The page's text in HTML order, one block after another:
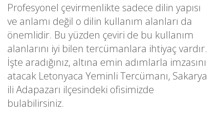
Profesyonel çevirmenlikte sadece dilin yapısı
ve anlamı değil o dilin kullanım alanları da
önemlidir. Bu yüzden çeviri de bu kullanım
alanlarını iyi bilen tercümanlara ihtiyaç vardır.
İşte aradığınız, altına emin adımlarla imzasını
atacak Letonyaca Yeminli Tercümanı, Sakarya
ili Adapazarı ilçesindeki ofisimizde
bulabilirsiniz.